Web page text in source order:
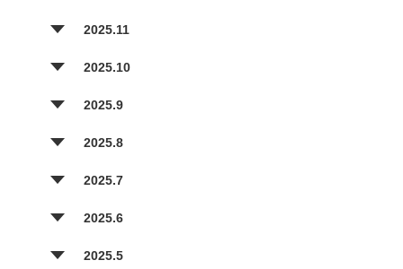
2025.11
2025.10
2025.9
2025.8
2025.7
2025.6
2025.5